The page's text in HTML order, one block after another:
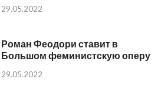
29.05.2022
Роман Феодори ставит в
Большом феминистскую оперу
29.05.2022